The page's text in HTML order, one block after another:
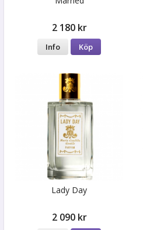
2 180 kr
Info Köp
Lady Day
2 090 kr